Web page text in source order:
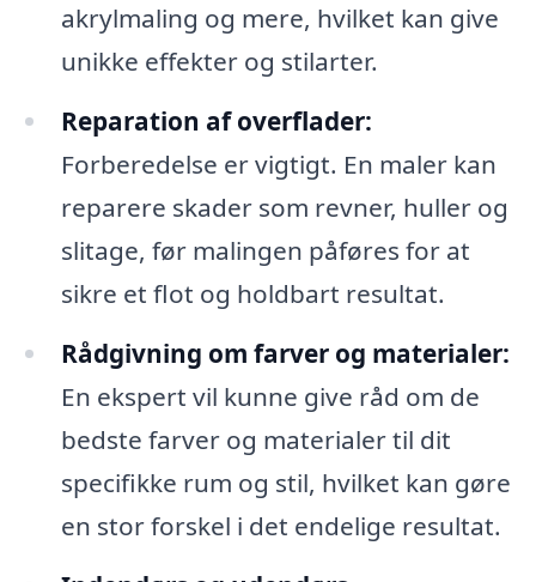
akrylmaling og mere, hvilket kan give
unikke effekter og stilarter.
Reparation af overflader:
Forberedelse er vigtigt. En maler kan
reparere skader som revner, huller og
slitage, før malingen påføres for at
sikre et flot og holdbart resultat.
Rådgivning om farver og materialer:
En ekspert vil kunne give råd om de
bedste farver og materialer til dit
specifikke rum og stil, hvilket kan gøre
en stor forskel i det endelige resultat.